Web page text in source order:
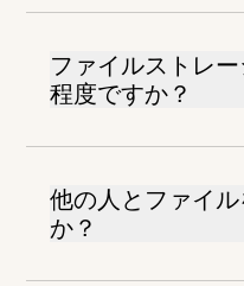
ファイルストレ
程度ですか？
他の人とファイ
か？